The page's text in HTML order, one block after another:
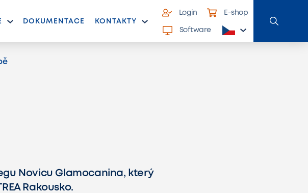
DOKUMENTACE KONTAKTY
Login E-shop
Software
Novicu Glamocanina, který
Rakousko.